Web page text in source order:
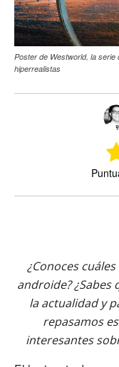
Poster de Westworld, la
hiperrealistas
¿Conoces
androide?
la actualidad y
repasamos
interesantes